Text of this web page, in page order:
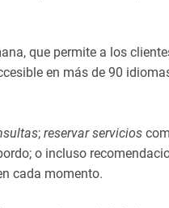
que permite a los
en más de 90
; reservar servicios
o incluso
cada momento.